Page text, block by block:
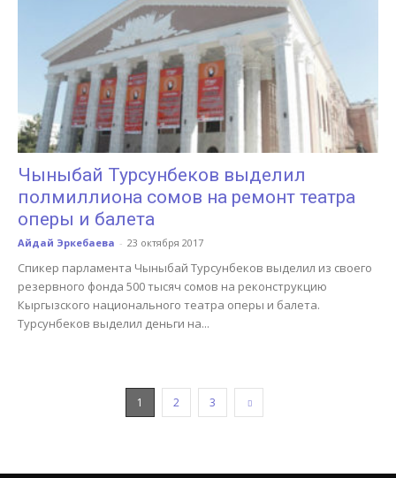
Чыныбай Турсунбеков выделил
полмиллиона сомов на ремонт театра
оперы и балета
Айдай Эркебаева - 23 октября 2017
Спикер парламента Чыныбай Турсунбеков выделил из своего
резервного фонда 500 тысяч сомов на реконструкцию
Кыргызского национального театра оперы и балета.
Турсунбеков выделил деньги на...
1 2 3